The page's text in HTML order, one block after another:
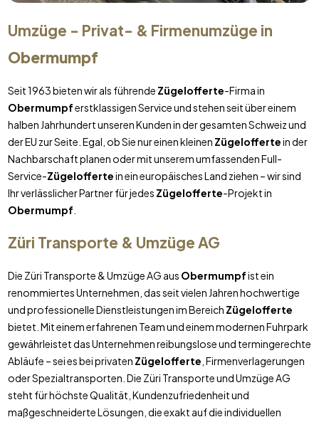
Umzüge - Privat- & Firmenumzüge in
Obermumpf
Seit 1963 bieten wir als führende Zügelofferte-Firma in
Obermumpferstklassigen Service und stehen seit über einem
halben Jahrhundert unseren Kunden in der gesamten Schweiz und
der EU zur Seite. Egal, ob Sie nur einen kleinen Zügeloffertein der
Nachbarschaft planen oder mit unserem umfassenden Full-
Service-Zügeloffertein ein europäisches Land ziehen – wir sind
Ihr verlässlicher Partner für jedes Zügelofferte-Projekt in
Obermumpf
Züri Transporte & Umzüge AG
Die Züri Transporte & Umzüge AG aus Obermumpfist ein
renommiertes Unternehmen, das seit vielen Jahren hochwertige
und professionelle Dienstleistungen im Bereich Zügelofferte
bietet. Mit einem erfahrenen Team und einem modernen Fuhrpark
gewährleistet das Unternehmen reibungslose und termingerechte
Abläufe – sei es bei privaten Zügelofferte , Firmenverlagerungen
oder Spezialtransporten. Die Züri Transporte und Umzüge AG
steht für höchste Qualität, Kundenzufriedenheit und
maßgeschneiderte Lösungen, die exakt auf die individuellen